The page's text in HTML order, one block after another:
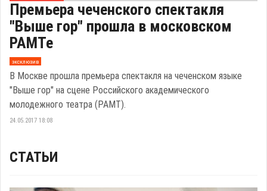
Премьера чеченского спектакля
"Выше гор" прошла в московском
РАМТе
эксклюзив
В Москве прошла премьера спектакля на чеченском языке
"Выше гор" на сцене Российского академического
молодежного театра (РАМТ).
24.05.2017 18:08
СТАТЬИ